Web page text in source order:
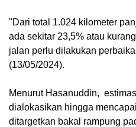
"Dari total 1.024 kilometer
ada sekitar 23,5% atau
jalan perlu dilakukan
(13/05/2024).
Menurut Hasanuddin,
dialokasikan hingga
ditargetkan bakal rampung